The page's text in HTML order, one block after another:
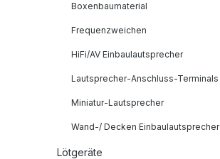
Boxenbaumaterial
Frequenzweichen
HiFi/AV Einbaulautsprecher
Lautsprecher-Anschluss-Terminals
Miniatur-Lautsprecher
Wand-/ Decken Einbaulautsprecher
Lötgeräte